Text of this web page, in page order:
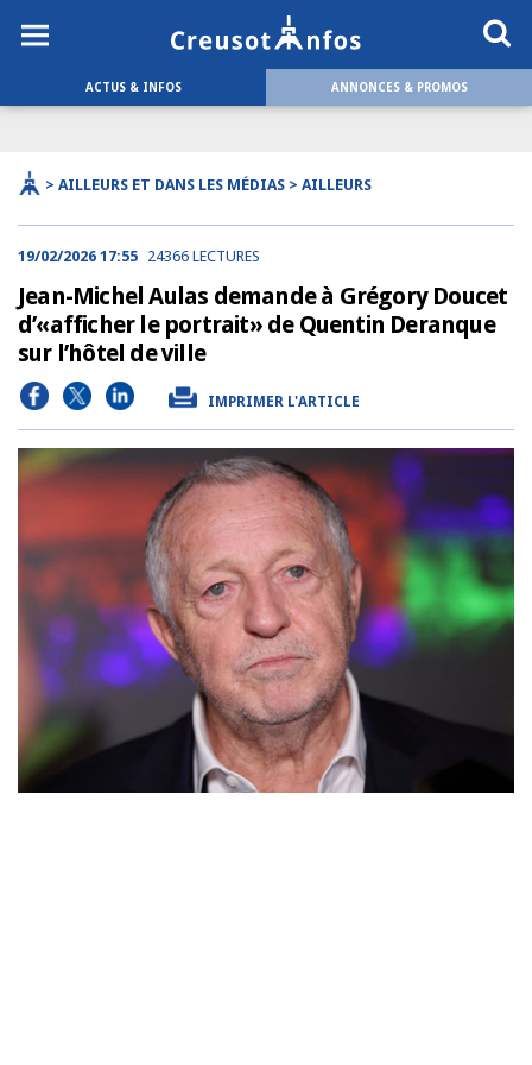
ACTUS & INFOS ANNONCES & PROMOS
> AILLEURS ET DANS LES MÉDIAS > AILLEURS
19/02/2026 17:55 24366 LECTURES
Jean-Michel Aulas demande à Grégory Doucet
d’«afficher le portrait» de Quentin Deranque
sur l’hôtel de ville
IMPRIMER L'ARTICLE